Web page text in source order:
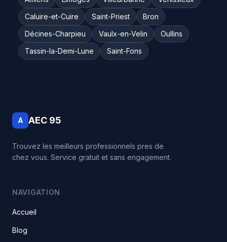
Caluire-et-Cuire
Saint-Priest
Bron
Décines-Charpieu
Vaulx-en-Velin
Oullins
Tassin-la-Demi-Lune
Saint-Fons
A AEC 95
Trouvez les meilleurs professionnels pres de
chez vous. Service gratuit et sans engagement.
NAVIGATION
Accueil
Blog